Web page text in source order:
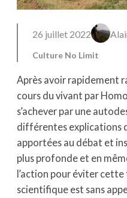
26 juillet 2022
Culture No Limit
Après avoir rapidement
cours du vivant par
s’achever par une
différentes explications
apportées au débat et
plus profonde et en
l’action pour éviter
scientifique est sans